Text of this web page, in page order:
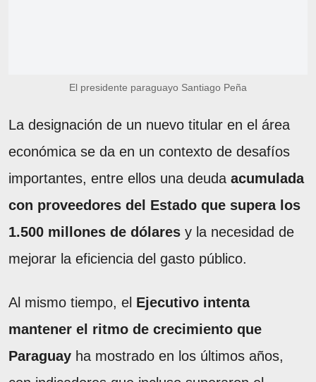
El presidente paraguayo Santiago Peña
La designación de un nuevo titular en el área
económica se da en un contexto de desafíos
importantes, entre ellos una deuda acumulada
con proveedores del Estado que supera los
1.500 millones de dólares y la necesidad de
mejorar la eficiencia del gasto público.
Al mismo tiempo, el Ejecutivo intenta
mantener el ritmo de crecimiento que
Paraguay ha mostrado en los últimos años,